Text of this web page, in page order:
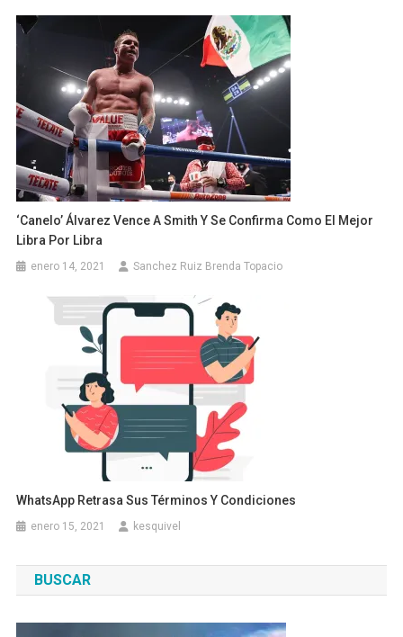
‘Canelo’ Álvarez Vence A Smith Y Se Confirma Como El Mejor
Libra Por Libra
enero 14, 2021 Sanchez Ruiz Brenda Topacio
WhatsApp Retrasa Sus Términos Y Condiciones
enero 15, 2021 kesquivel
BUSCAR